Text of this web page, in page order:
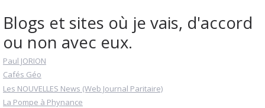
Blogs et sites où je vais, d'accord
ou non avec eux.
Paul JORION
Cafés Géo
Les NOUVELLES News (Web Journal Paritaire)
La Pompe à Phynance